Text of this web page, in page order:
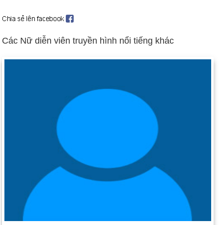
Các Nữ diễn viên truyền hình nổi tiếng khác